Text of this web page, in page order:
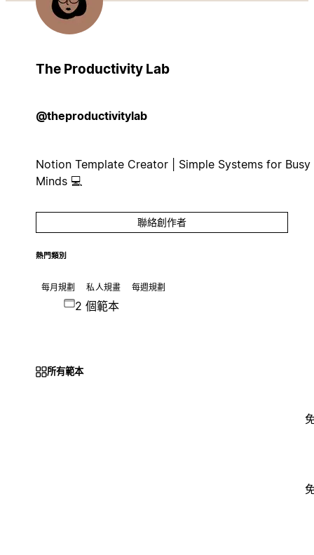
The Productivity Lab
@theproductivitylab
Notion Template Creator | Simple Systems for Busy
Minds 💻
聯絡創作者
熱門類別
每月規劃 私人規畫 每週規劃
2 個範本
所有範本